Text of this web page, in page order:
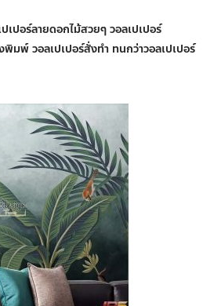
เปอร์ลายดอกไม้สวยๆ วอลเปเปอร์
พิมพ์ วอลเปเปอร์สั่งทำ ทนกว่าวอลเปเปอร์